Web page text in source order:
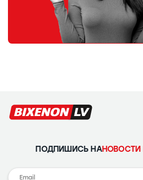
ПОДПИШИСЬ НАНОВОСТИ